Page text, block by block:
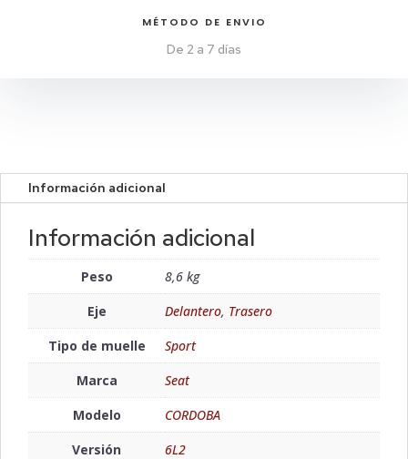
MÉTODO DE ENVIO
De 2 a 7 días
Información adicional
Información adicional
Peso
8,6 kg
Eje
Delantero, Trasero
Tipo de muelle
Sport
Marca
Seat
Modelo
CORDOBA
Versión
6L2